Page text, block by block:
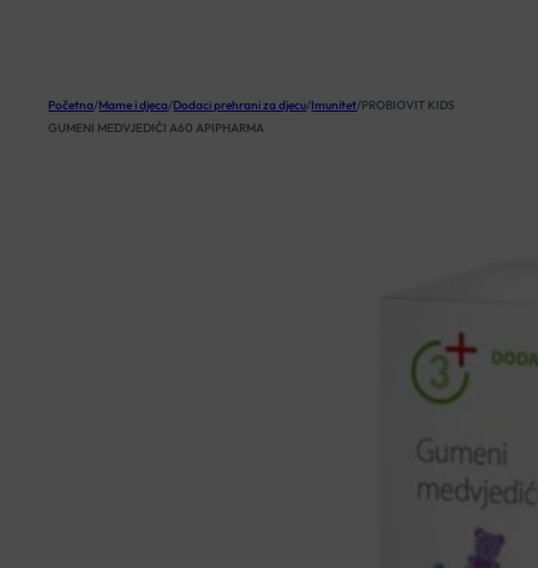
Početna/Mame i djeca/Dodaci prehrani za djecu/Imunitet/PROBIOVIT KIDS
GUMENI MEDVJEDIĆI A60 APIPHARMA